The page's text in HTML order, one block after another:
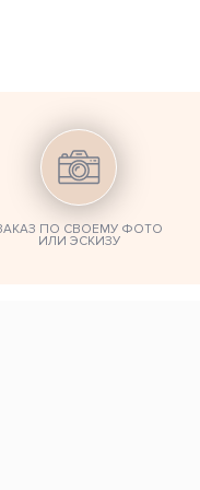
ПО СВОЕМУ ФОТО
ИЛИ ЭСКИЗУ